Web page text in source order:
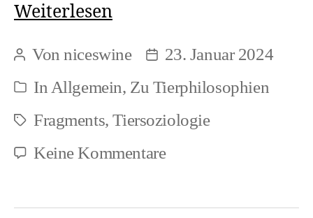
WeiterlesenWie
links
oder
rechts
Beitragsautor
Vonniceswine Beitragsdatum
23. Januar 2024
Kategorien
InAllgemein, Zu Tierphilosophien
Schlagwörter
Fragments,Tiersoziologie
Keine Kommentarezu
nun